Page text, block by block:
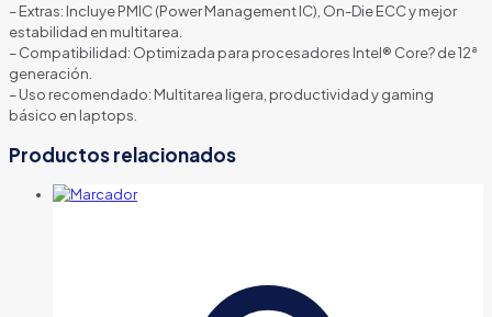
– Extras: Incluye PMIC (Power Management IC), On-Die ECC y mejor
estabilidad en multitarea.
– Compatibilidad: Optimizada para procesadores Intel® Core? de 12ª
generación.
– Uso recomendado: Multitarea ligera, productividad y gaming
básico en laptops.
Productos relacionados